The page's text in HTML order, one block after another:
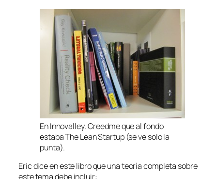
En Innovalley. Creedme que al fondo
estaba The Lean Startup (se ve solo la
punta).
Eric dice en este libro que una teoría completa sobre
este tema debe incluir: